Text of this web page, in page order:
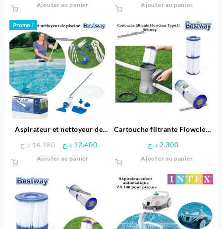
Ajouter au panier Ajouter au panier
Promo !
Aspirateur et nettoyeur de
14.980 د.ج
Le
12.400 د.ج
Le
actuel
12.400 د.ج.
Ajouter au panier
Cartouche filtrante Flowclear
2.300 د.ج
Ajouter au panier